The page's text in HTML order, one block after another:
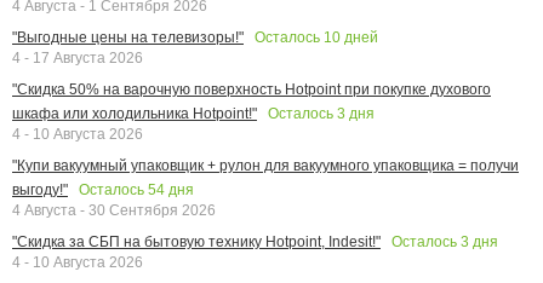
4 Августа - 1 Сентября 2026
"Выгодные цены на телевизоры!"
Осталось 10 дней
4 - 17 Августа 2026
"Скидка 50% на варочную поверхность Hotpoint при покупке духового
шкафа или холодильника Hotpoint!"
Осталось 3 дня
4 - 10 Августа 2026
"Купи вакуумный упаковщик + рулон для вакуумного упаковщика = получи
выгоду!"
Осталось 54 дня
4 Августа - 30 Сентября 2026
"Скидка за СБП на бытовую технику Hotpoint, Indesit!"
Осталось 3 дня
4 - 10 Августа 2026